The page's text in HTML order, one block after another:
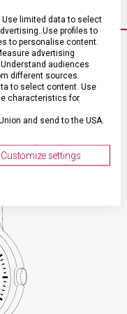
limited data to select
Use profiles to
to personalise content.
advertising
audiences
different sources.
to select content. Use
characteristics for
and send to the USA.
device
Customize settings